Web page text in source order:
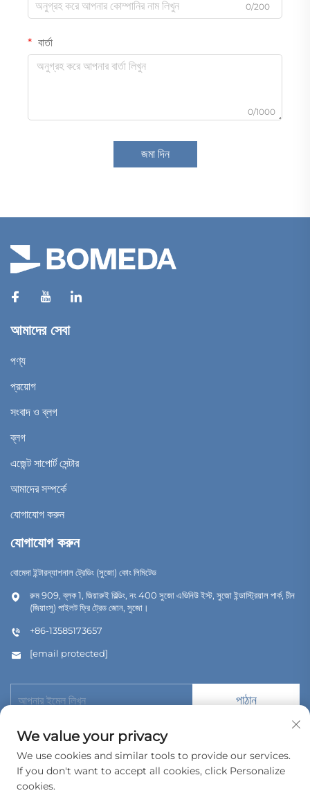
0/200
বার্তা
0/1000
জমা দিন
আমাদের সেবা
পণ্য
প্রয়োগ
সংবাদ ও ব্লগ
ব্লগ
এজেন্ট সাপোর্ট সেন্টার
আমাদের সম্পর্কে
যোগাযোগ করুন
যোগাযোগ করুন
বোমেদা ইন্টারন্যাশনাল ট্রেডিং (সুজো) কোং লিমিটেড
রুম 909, ব্লক 1, জিয়ারুই বিল্ডিং, নং 400 সুজো এভিনিউ ইস্ট, সুজো ইন্ডাস্ট্রিয়াল পার্ক, চীন
(জিয়াংসু) পাইলট ফ্রি ট্রেড জোন, সুজো।
+86-13585173657
[email protected]
পাঠান
কপিরাইট © 2026 বোমেদা ইন্টারন্যাশনাল ট্রেডিং (সুজৌ) কোং, লিমিটেড। সর্বস্বত্ব সংরক্ষিত।
We value your privacy
We use cookies and similar tools to provide our services.
If you don't want to accept all cookies, click Personalize
cookies.